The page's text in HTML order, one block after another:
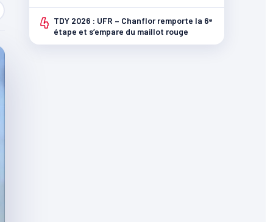
4 TDY 2026 : UFR – Chanflor remporte la 6ᵉ
étape et s’empare du maillot rouge